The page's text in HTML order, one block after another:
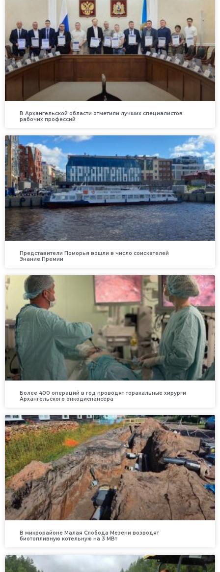
В Архангельской области отметили лучших специалистов
рабочих профессий
Представители Поморья вошли в число соискателей
Знание.Премии
Более 400 операций в год проводят торакальные хирурги
Архангельского онкодиспансера
В микрорайоне Малая Слобода Мезени возводят
биотопливную котельную на 3 МВт